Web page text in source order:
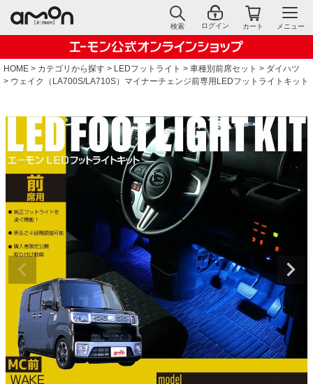
検索 ログイン カート メニュー
HOME カテゴリから探す LEDフットライト 車種別前席セット
ダイハツ
ウェイク（LA700S/LA710S）マイナーチェンジ前専用LEDフットライトキット